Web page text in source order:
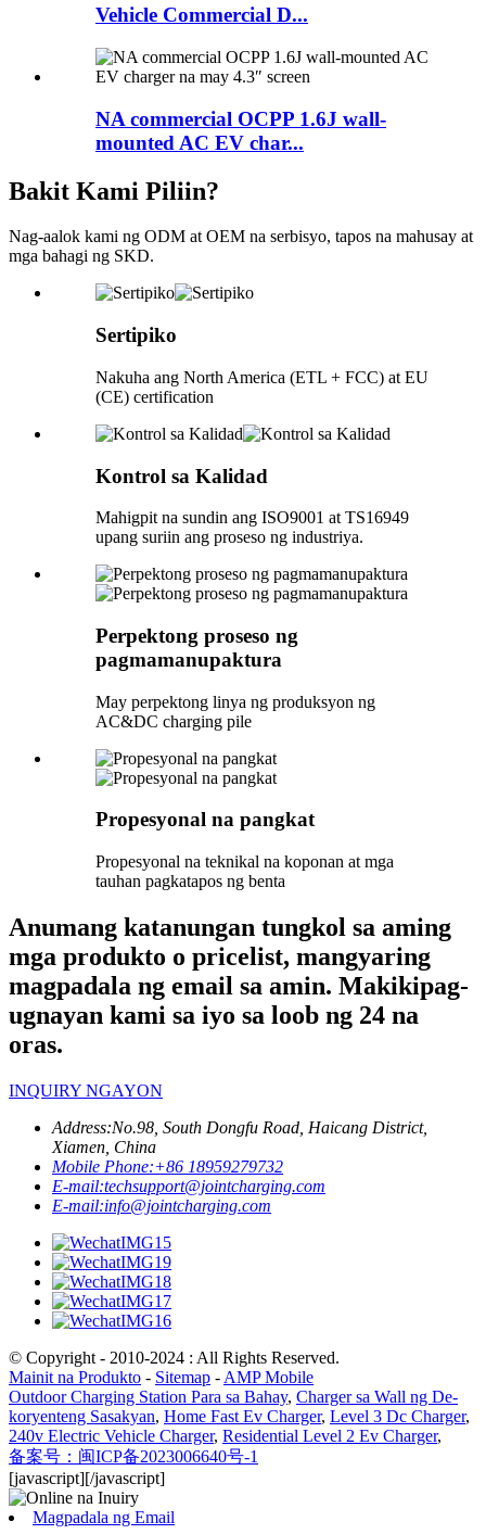
Vehicle Commercial D...
NA commercial OCPP 1.6J wall-
mounted AC EV char...
Bakit Kami Piliin?
Nag-aalok kami ng ODM at OEM na serbisyo, tapos na mahusay at
mga bahagi ng SKD.
Sertipiko
Nakuha ang North America (ETL + FCC) at EU
(CE) certification
Kontrol sa Kalidad
Mahigpit na sundin ang ISO9001 at TS16949
upang suriin ang proseso ng industriya.
Perpektong proseso ng
pagmamanupaktura
May perpektong linya ng produksyon ng
AC&DC charging pile
Propesyonal na pangkat
Propesyonal na teknikal na koponan at mga
tauhan pagkatapos ng benta
Anumang katanungan tungkol sa aming
mga produkto o pricelist, mangyaring
magpadala ng email sa amin. Makikipag-
ugnayan kami sa iyo sa loob ng 24 na
oras.
INQUIRY NGAYON
Address:No.98, South Dongfu Road, Haicang District,
Xiamen, China
Mobile Phone:+86 18959279732
E-mail:techsupport@jointcharging.com
E-mail:info@jointcharging.com
© Copyright - 2010-2024 : All Rights Reserved.
Mainit na Produkto - Sitemap - AMP Mobile
Outdoor Charging Station Para sa Bahay, Charger sa Wall ng De-
koryenteng Sasakyan, Home Fast Ev Charger, Level 3 Dc Charger,
240v Electric Vehicle Charger, Residential Level 2 Ev Charger,
备案号：闽ICP备2023006640号-1
[javascript][/javascript]
Magpadala ng Email